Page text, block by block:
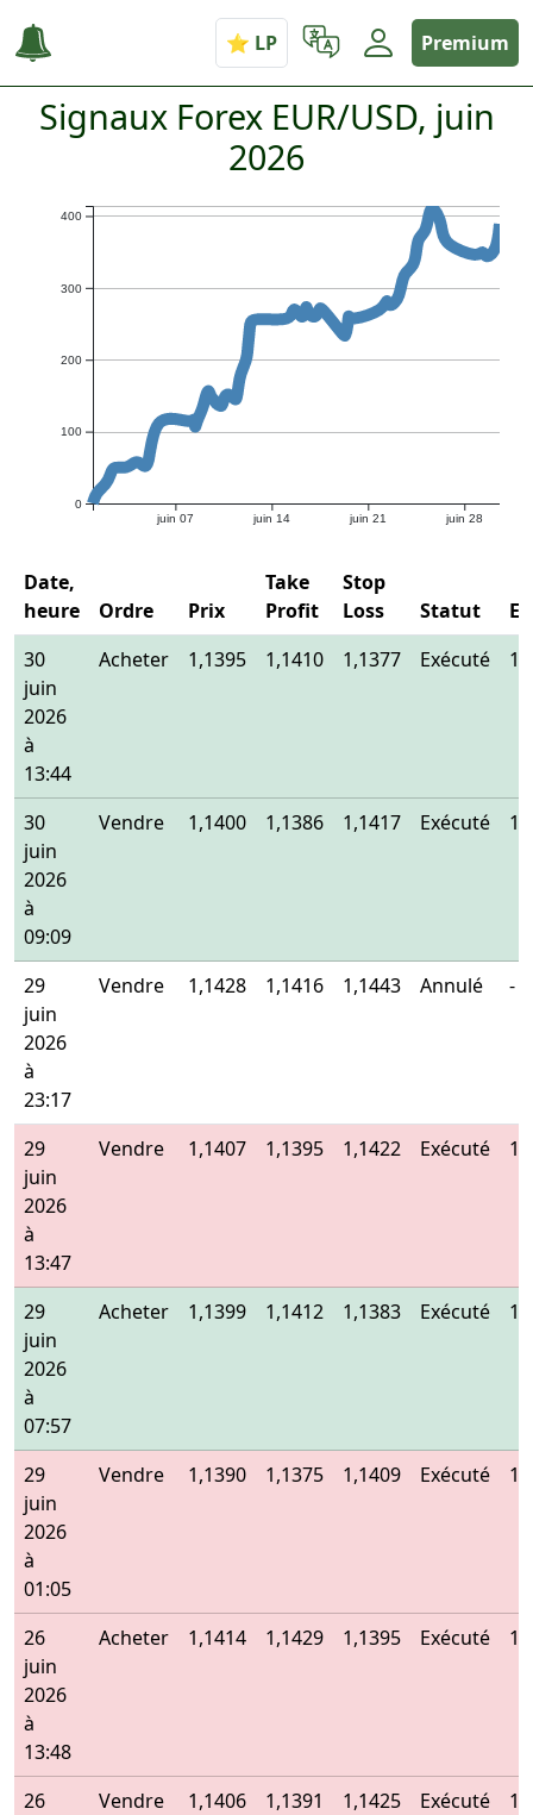
Premium
Signaux Forex EUR/USD, juin
2026
juin 07 juin 14 juin 21 juin 28
0
100
200
300
400
Date,
heure
Ordre Prix
Take
Profit
Stop
Loss
Statut
30
juin
2026
à
13:44
Acheter 1,1395 1,1410 1,1377 Exécuté
30
juin
2026
à
09:09
Vendre 1,1400 1,1386 1,1417 Exécuté
29
juin
2026
à
23:17
Vendre 1,1428 1,1416 1,1443 Annulé -
29
juin
2026
à
13:47
Vendre 1,1407 1,1395 1,1422 Exécuté
29
juin
2026
à
07:57
Acheter 1,1399 1,1412 1,1383 Exécuté
29
juin
2026
à
01:05
Vendre 1,1390 1,1375 1,1409 Exécuté
26
juin
2026
à
13:48
Acheter 1,1414 1,1429 1,1395 Exécuté
26
Vendre 1,1406 1,1391 1,1425 Exécuté